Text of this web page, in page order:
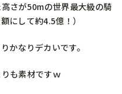
さが50mの世界最大級の騎
にして約4.5億！）
かなりデカいです。
も素材ですｗ